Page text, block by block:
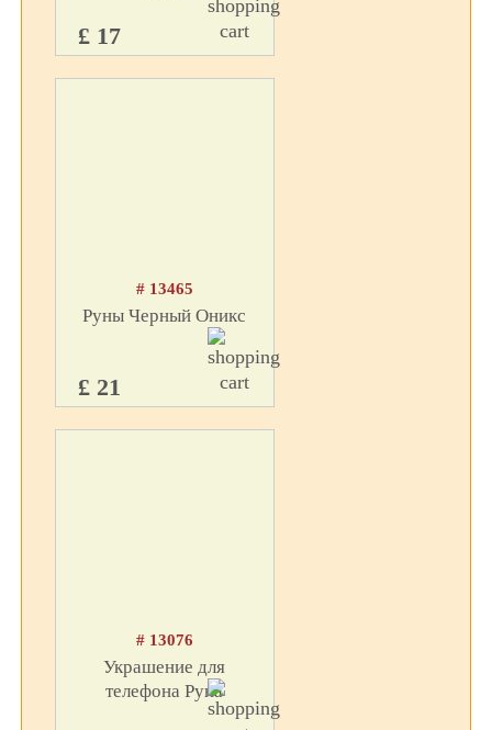
£ 17
# 13465
Руны Черный Оникс
£ 21
# 13076
Украшение для
телефона Руна